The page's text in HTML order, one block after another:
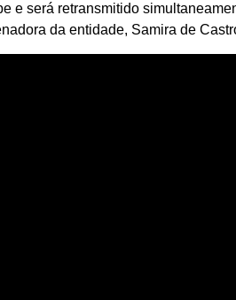
e será retransmitido
da entidade, Samira de